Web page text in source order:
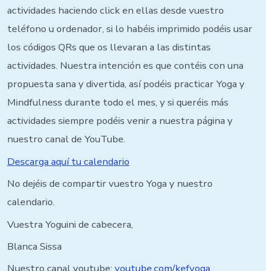
actividades haciendo click en ellas desde vuestro
teléfono u ordenador, si lo habéis imprimido podéis usar
los códigos QRs que os llevaran a las distintas
actividades. Nuestra intención es que contéis con una
propuesta sana y divertida, así podéis practicar Yoga y
Mindfulness durante todo el mes, y si queréis más
actividades siempre podéis venir a nuestra página y
nuestro canal de YouTube.
Descarga aquí tu calendario
No dejéis de compartir vuestro Yoga y nuestro
calendario.
Vuestra Yoguini de cabecera,
Blanca Sissa